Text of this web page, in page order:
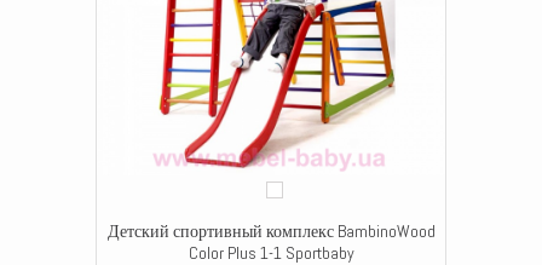
Детский спортивный комплекс BambinoWood
Color Plus 1-1 Sportbaby